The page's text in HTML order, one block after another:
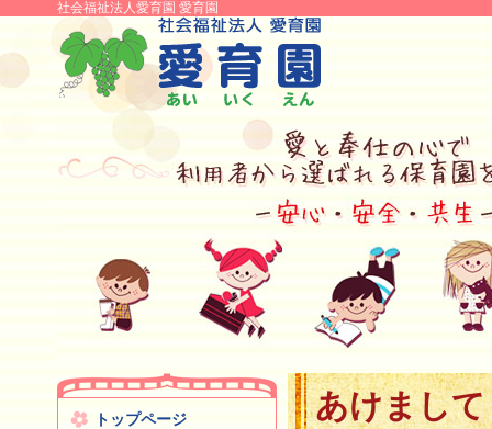
社会福祉法人愛育園 愛育園
トップページ あけまし